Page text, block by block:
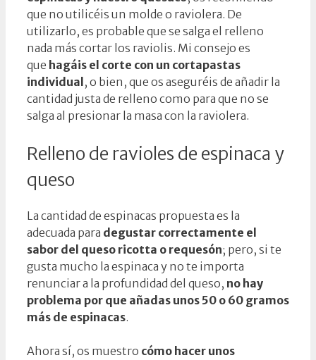
que no utilicéis un molde o raviolera. De
utilizarlo, es probable que se salga el relleno
nada más cortar los raviolis. Mi consejo es
que hagáis el corte con un cortapastas
individual, o bien, que os aseguréis de añadir la
cantidad justa de relleno como para que no se
salga al presionar la masa con la raviolera.
Relleno de ravioles de espinaca y
queso
La cantidad de espinacas propuesta es la
adecuada para degustar correctamente el
sabor del queso ricotta o requesón; pero, si te
gusta mucho la espinaca y no te importa
renunciar a la profundidad del queso, no hay
problema por que añadas unos 50 o 60 gramos
más de espinacas.
Ahora sí, os muestro cómo hacer unos